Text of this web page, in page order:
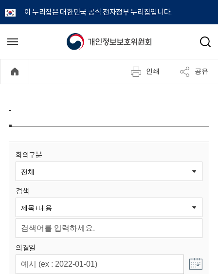
이 누리집은 대한민국 공식 전자정부 누리집입니다.
개
정
보
원
회
메
기
검
인쇄 공유
-
회의구분
검색
의결일